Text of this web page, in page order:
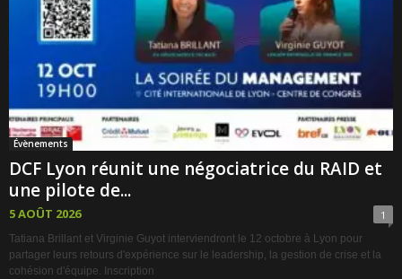
Évènements
DCF Lyon réunit une négociatrice du RAID et
une pilote de...
5 AOÛT 2026 1
Tatiana Brillant et Virginie Guyot interviendront le 12 octobre à Lyon pour
partager leurs retours d'expérience sur le leadership, la gestion de crise et la
cohésion d'équipe. Inscription